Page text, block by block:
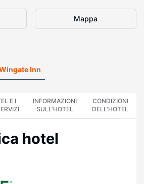
Mappa
Inn
E I
INFORMAZIONI
SULL'HOTEL
CONDIZIONI
DELL'HOTEL
hotel